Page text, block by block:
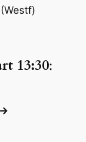
13:30: